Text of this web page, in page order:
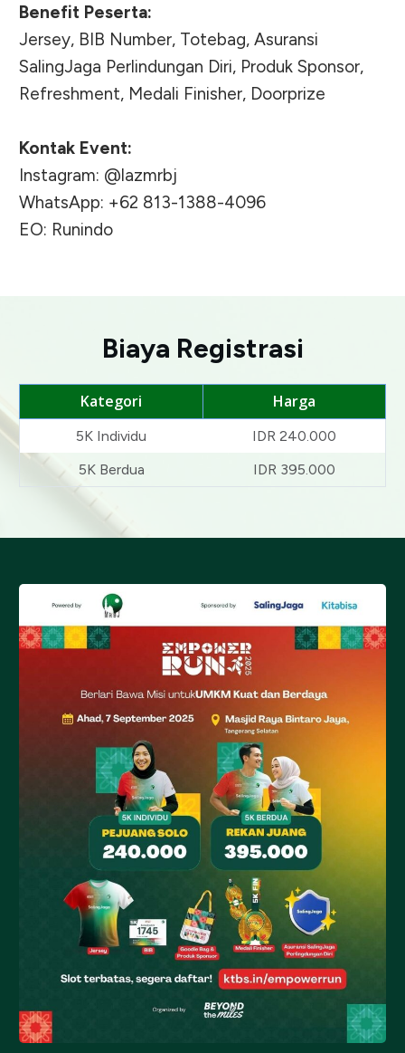
Benefit Peserta:
Jersey, BIB Number, Totebag, Asuransi
SalingJaga Perlindungan Diri, Produk Sponsor,
Refreshment, Medali Finisher, Doorprize
Kontak Event:
Instagram: @lazmrbj
WhatsApp: +62 813-1388-4096
EO: Runindo
Biaya Registrasi
Kategori Harga
5K Individu
IDR 240.000
5K Berdua
IDR 395.000